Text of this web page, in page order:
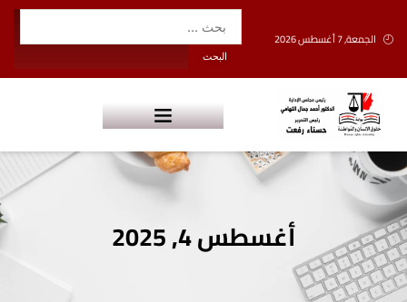
الجمعة, 7 أغسطس 2026
أغسطس 4, 2025